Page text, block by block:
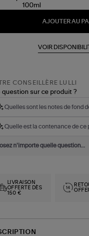
AJOUTER AU
VOIR
CONSEILLÈRE LULLI
question sur ce produit ?
Quelles sont les notes de fond
Quelle est la contenance de ce
LIVRAISON
OFFERTE DÈS
150 €